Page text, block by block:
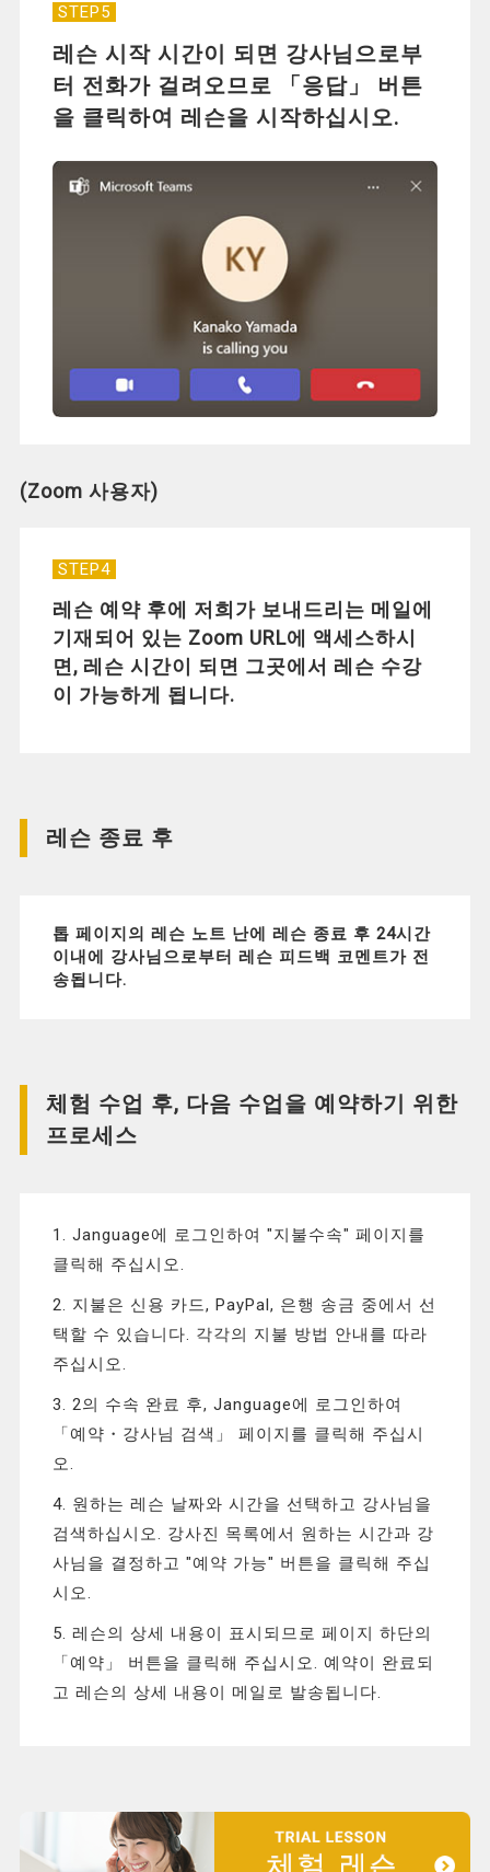
STEP5
레슨 시작 시간이 되면 강사님으로부
터 전화가 걸려오므로 「응답」 버튼
을 클릭하여 레슨을 시작하십시오.
(Zoom 사용자)
STEP4
레슨 예약 후에 저희가 보내드리는 메일에
기재되어 있는 Zoom URL에 액세스하시
면, 레슨 시간이 되면 그곳에서 레슨 수강
이 가능하게 됩니다.
레슨 종료 후
톱 페이지의 레슨 노트 난에 레슨 종료 후 24시간
이내에 강사님으로부터 레슨 피드백 코멘트가 전
송됩니다.
체험 수업 후, 다음 수업을 예약하기 위한
프로세스
1. Janguage에 로그인하여 "지불수속" 페이지를
클릭해 주십시오.
2. 지불은 신용 카드, PayPal, 은행 송금 중에서 선
택할 수 있습니다. 각각의 지불 방법 안내를 따라
주십시오.
3. 2의 수속 완료 후, Janguage에 로그인하여
「예약・강사님 검색」 페이지를 클릭해 주십시
오.
4. 원하는 레슨 날짜와 시간을 선택하고 강사님을
검색하십시오. 강사진 목록에서 원하는 시간과 강
사님을 결정하고 "예약 가능" 버튼을 클릭해 주십
시오.
5. 레슨의 상세 내용이 표시되므로 페이지 하단의
「예약」 버튼을 클릭해 주십시오. 예약이 완료되
고 레슨의 상세 내용이 메일로 발송됩니다.